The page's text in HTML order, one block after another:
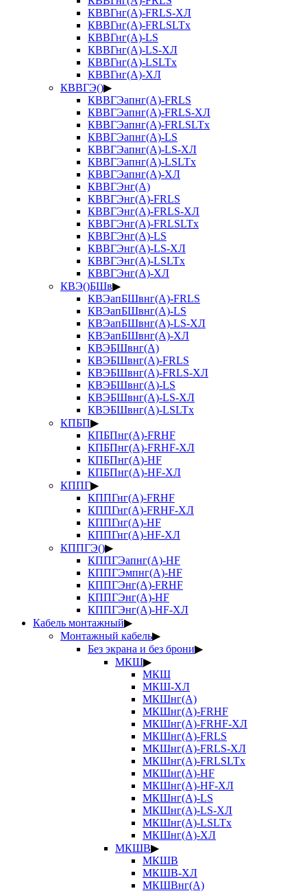
КВВГнг(А)-FRLS-ХЛ
КВВГнг(А)-FRLSLTx
КВВГнг(А)-LS
КВВГнг(А)-LS-ХЛ
КВВГнг(А)-LSLTx
КВВГнг(А)-ХЛ
КВВГЭ()▶
КВВГЭапнг(А)-FRLS
КВВГЭапнг(А)-FRLS-ХЛ
КВВГЭапнг(А)-FRLSLTx
КВВГЭапнг(А)-LS
КВВГЭапнг(А)-LS-ХЛ
КВВГЭапнг(А)-LSLTx
КВВГЭапнг(А)-ХЛ
КВВГЭнг(А)
КВВГЭнг(А)-FRLS
КВВГЭнг(А)-FRLS-ХЛ
КВВГЭнг(А)-FRLSLTx
КВВГЭнг(А)-LS
КВВГЭнг(А)-LS-ХЛ
КВВГЭнг(А)-LSLTx
КВВГЭнг(А)-ХЛ
КВЭ()БШв▶
КВЭапБШвнг(А)-FRLS
КВЭапБШвнг(А)-LS
КВЭапБШвнг(А)-LS-ХЛ
КВЭапБШвнг(А)-ХЛ
КВЭБШвнг(А)
КВЭБШвнг(А)-FRLS
КВЭБШвнг(А)-FRLS-ХЛ
КВЭБШвнг(А)-LS
КВЭБШвнг(А)-LS-ХЛ
КВЭБШвнг(А)-LSLTx
КПБП▶
КПБПнг(А)-FRHF
КПБПнг(А)-FRHF-ХЛ
КПБПнг(А)-HF
КПБПнг(А)-HF-ХЛ
КППГ▶
КППГнг(А)-FRHF
КППГнг(А)-FRHF-ХЛ
КППГнг(А)-HF
КППГнг(А)-HF-ХЛ
КППГЭ()▶
КППГЭапнг(А)-HF
КППГЭмпнг(А)-HF
КППГЭнг(А)-FRHF
КППГЭнг(А)-HF
КППГЭнг(А)-HF-ХЛ
Кабель монтажный▶
Монтажный кабель▶
Без экрана и без брони▶
МКШ▶
МКШ
МКШ-ХЛ
МКШнг(А)
МКШнг(А)-FRHF
МКШнг(А)-FRHF-ХЛ
МКШнг(А)-FRLS
МКШнг(А)-FRLS-ХЛ
МКШнг(А)-FRLSLTx
МКШнг(А)-HF
МКШнг(А)-HF-ХЛ
МКШнг(А)-LS
МКШнг(А)-LS-ХЛ
МКШнг(А)-LSLTx
МКШнг(А)-ХЛ
МКШВ▶
МКШВ
МКШВ-ХЛ
МКШВнг(А)